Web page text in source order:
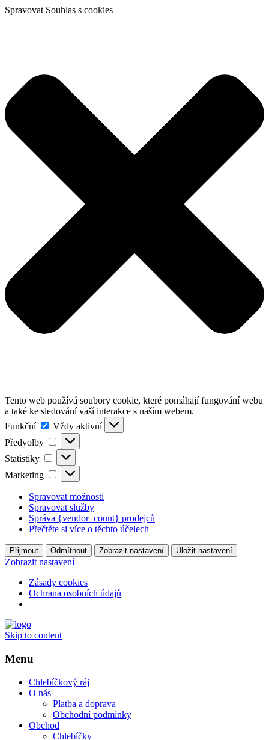
Spravovat Souhlas s cookies
Tento web používá soubory cookie, které pomáhají fungování webu
a také ke sledování vaší interakce s naším webem.
Funkční
Funkční
Vždy aktivní
Předvolby
Předvolby
Statistiky Statistiky
Marketing Marketing
Spravovat možnosti
Spravovat služby
Správa {vendor_count} prodejců
Přečtěte si více o těchto účelech
Přijmout Odmítnout Zobrazit nastavení Uložit nastavení
Zobrazit nastavení
Zásady cookies
Ochrana osobních údajů
Skip to content
Menu
Chlebíčkový ráj
O nás
Platba a doprava
Obchodní podmínky
Obchod
Chlebíčky